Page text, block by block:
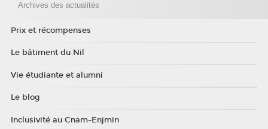
Archives des actualités
Prix et récompenses
Le bâtiment du Nil
Vie étudiante et alumni
Le blog
Inclusivité au Cnam-Enjmin